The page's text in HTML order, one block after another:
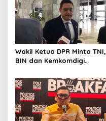
Wakil Ketua DPR Minta TNI,
BIN dan Kemkomdigi
Tangkal Disinformasi